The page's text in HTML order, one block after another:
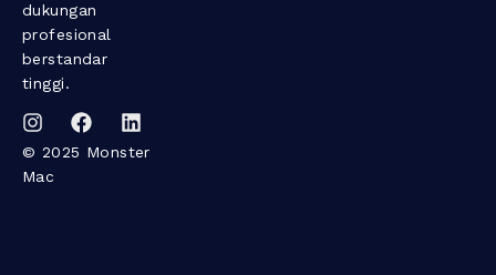
dukungan
profesional
berstandar
tinggi.
© 2025 Monster
Mac